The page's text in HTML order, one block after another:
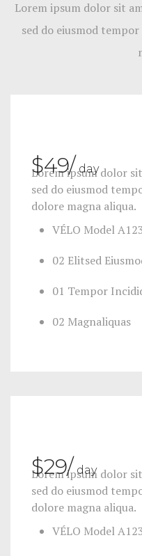
Lorem ipsum dolor sit
sed do eiusmod
$49/day
Lorem ipsum dolor
sed do eiusmod
dolore magna aliqua.
VÉLO Model
02 Elitsed
01 Tempor
02 Magnaliquas
$29/day
Lorem ipsum dolor
sed do eiusmod
dolore magna aliqua.
VÉLO Model